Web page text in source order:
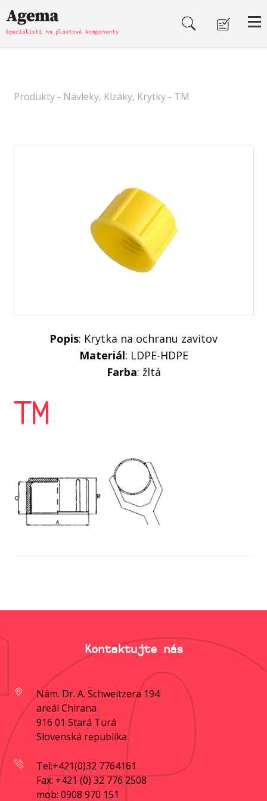
Produkty- Návleky, Klzáky, Krytky- TM
Popis: Krytka na ochranu zavitov
Materiál: LDPE-HDPE
Farba: žltá
TM
Kontaktujte nás
Nám. Dr. A. Schweitzera 194
areál Chirana
916 01 Stará Turá
Slovenská republika
Tel:+421(0)32 7764161
Fax: +421 (0) 32 776 2508
mob: 0908 970 151